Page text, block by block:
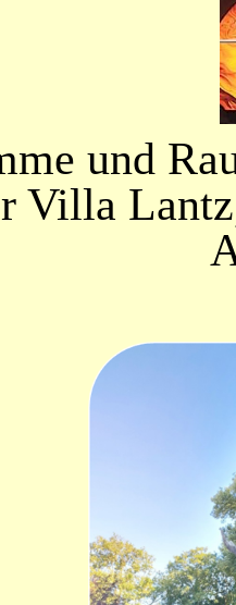
und
Villa